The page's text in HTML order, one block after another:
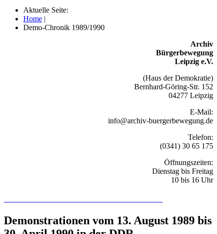
Aktuelle Seite:
Home |
Demo-Chronik 1989/1990
Archiv
Bürgerbewegung
Leipzig e.V.
(Haus der Demokratie)
Bernhard-Göring-Str. 152
04277 Leipzig
E-Mail:
info@archiv-buergerbewegung.de
Telefon:
(0341) 30 65 175
Öffnungszeiten:
Dienstag bis Freitag
10 bis 16 Uhr
Demonstrationen vom 13. August 1989 bis